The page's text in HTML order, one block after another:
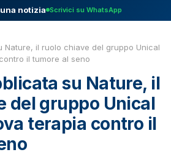
notizia Scrivici su WhatsApp
Nature, il ruolo chiave del gruppo Unical
il tumore al seno
su Nature, il
del gruppo Unical
terapia contro il